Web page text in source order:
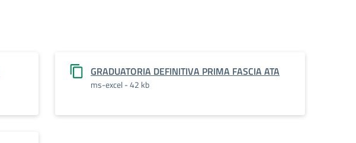
GRADUATORIA DEFINITIVA PRIMA FASCIA ATA
ms-excel - 42 kb